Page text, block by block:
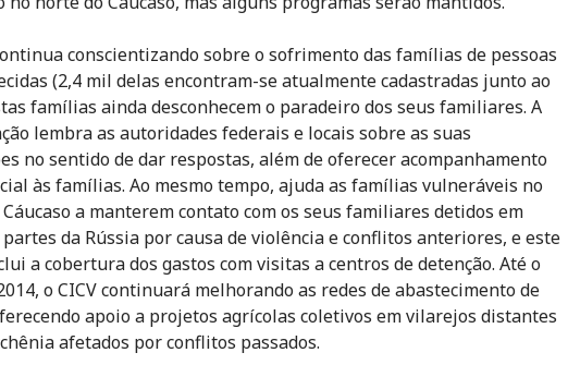
conscientizando sobre o sofrimento das famílias de pessoas
(2,4 mil delas encontram-se atualmente cadastradas junto ao
famílias ainda desconhecem o paradeiro dos seus familiares. A
lembra as autoridades federais e locais sobre as suas
no sentido de dar respostas, além de oferecer acompanhamento
às famílias. Ao mesmo tempo, ajuda as famílias vulneráveis no
a manterem contato com os seus familiares detidos em
da Rússia por causa de violência e conflitos anteriores, e este
a cobertura dos gastos com visitas a centros de detenção. Até o
o CICV continuará melhorando as redes de abastecimento de
apoio a projetos agrícolas coletivos em vilarejos distantes
afetados por conflitos passados.